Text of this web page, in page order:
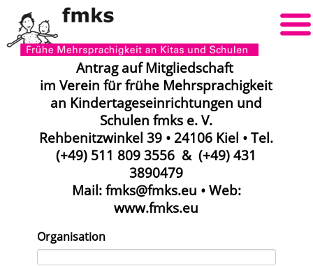
Antrag auf Mitgliedschaft
im Verein für frühe Mehrsprachigkeit
an Kindertageseinrichtungen und
Schulen fmks e. V.
Rehbenitzwinkel 39 • 24106 Kiel • Tel.
(+49) 511 809 3556 & (+49) 431
3890479
Mail: fmks@fmks.eu • Web:
www.fmks.eu
Organisation